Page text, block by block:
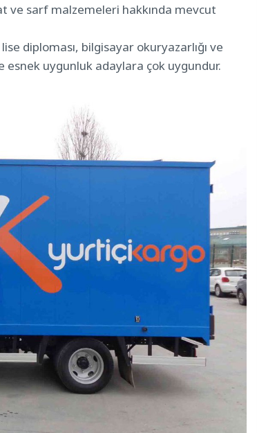
ve sarf malzemeleri hakkında mevcut
diploması, bilgisayar okuryazarlığı ve
uygunluk adaylara çok uygundur.